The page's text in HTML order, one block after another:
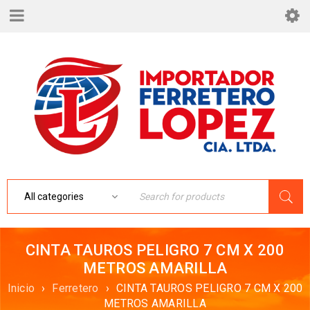
CINTA TAUROS PELIGRO 7 CM X 200
METROS AMARILLA
Inicio › Ferretero › CINTA TAUROS PELIGRO 7 CM X 200
METROS AMARILLA